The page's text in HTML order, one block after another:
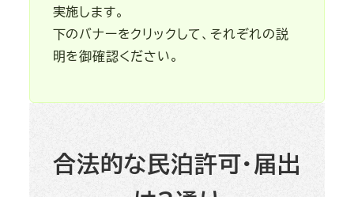
実施します。
下のバナーをクリックして、それぞれの説
明を御確認ください。
合法的な民泊許可・届出